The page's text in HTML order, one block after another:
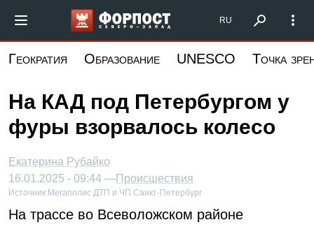
основному
Форпост Северо-Запад
RU
Геократия Образование UNESCO Точка
На КАД под Петербургом у
фуры взорвалось колесо
Екатерина Рубайко
16.01.2025 - 09:44 —Происшествия
Источник: Мегаполис ДТП и ЧП Санкт-Петербург
На трассе во Всеволожском районе